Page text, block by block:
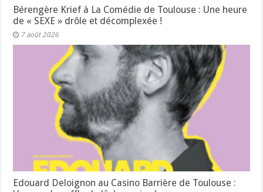
Bérengère Krief à La Comédie de Toulouse : Une heure
de « SEXE » drôle et décomplexée !
7 août 2026
Edouard Deloignon au Casino Barrière de Toulouse :